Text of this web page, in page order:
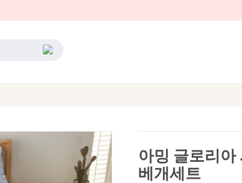
아밍 글로리아
베개세트